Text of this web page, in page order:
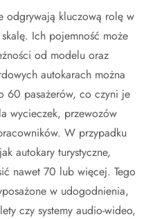
odgrywają kluczową rolę w
Ich pojemność może
od modelu oraz
autokarach można
60 pasażerów, co czyni je
wycieczek, przewozów
W przypadku
autokary turystyczne,
nawet 70 lub więcej. Tego
w udogodnienia,
czy systemy audio-wideo,